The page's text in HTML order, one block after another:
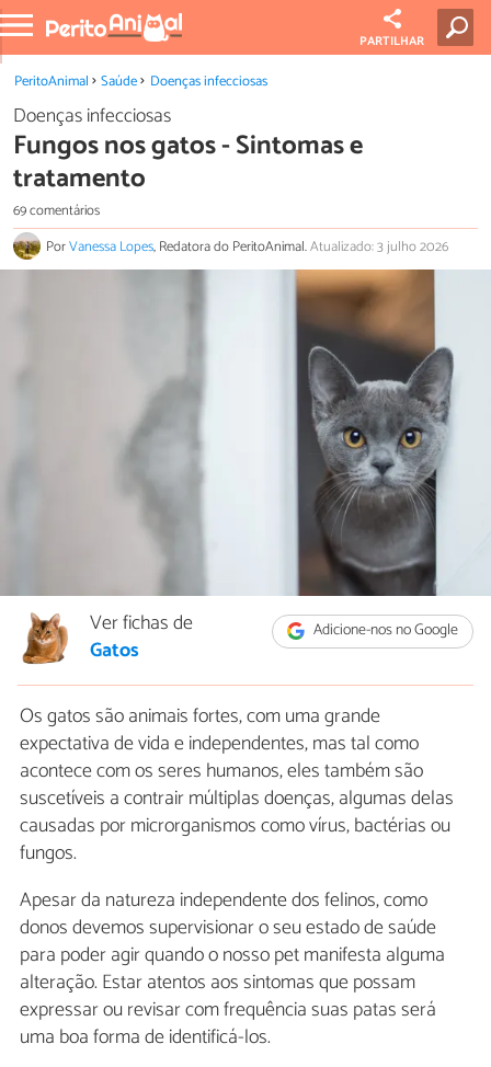
PARTILHAR
PeritoAnimal Saúde Doenças infecciosas
Doenças infecciosas
Fungos nos gatos - Sintomas e
tratamento
69 comentários
PorVanessa Lopes, Redatora do PeritoAnimal.Atualizado: 3 julho 2026
Adicione-nos no Google
Ver fichas de
Gatos
Os gatos são animais fortes, com uma grande
expectativa de vida e independentes, mas tal como
acontece com os seres humanos, eles também são
suscetíveis a contrair múltiplas doenças, algumas delas
causadas por microrganismos como vírus, bactérias ou
fungos.
Apesar da natureza independente dos felinos, como
donos devemos supervisionar o seu estado de saúde
para poder agir quando o nosso pet manifesta alguma
alteração. Estar atentos aos sintomas que possam
expressar ou revisar com frequência suas patas será
uma boa forma de identificá-los.